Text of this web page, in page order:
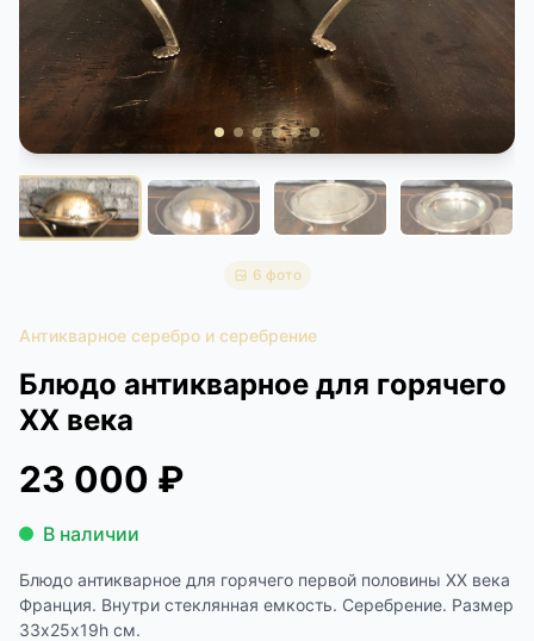
КОНТАКТЫ
ДОСТАВКА И ОПЛАТА
6 фото
Антикварное серебро и серебрение
Блюдо антикварное для горячего
XX века
23 000 ₽
В наличии
Блюдо антикварное для горячего первой половины XX века
Франция. Внутри стеклянная емкость. Серебрение. Размер
33х25х19h см.